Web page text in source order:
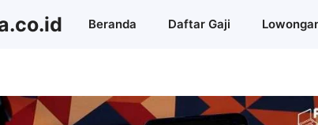
Beranda Daftar Gaji